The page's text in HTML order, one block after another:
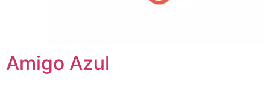
Amigo Azul